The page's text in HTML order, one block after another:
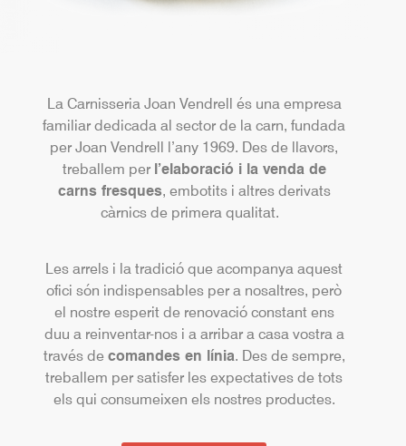
La Carnisseria Joan Vendrell és una empresa
familiar dedicada al sector de la carn, fundada
per Joan Vendrell l’any 1969. Des de llavors,
treballem per l’elaboració i la venda de
carns fresques, embotits i altres derivats
càrnics de primera qualitat.
Les arrels i la tradició que acompanya aquest
ofici són indispensables per a nosaltres, però
el nostre esperit de renovació constant ens
duu a reinventar-nos i a arribar a casa vostra a
través de comandes en línia. Des de sempre,
treballem per satisfer les expectatives de tots
els qui consumeixen els nostres productes.